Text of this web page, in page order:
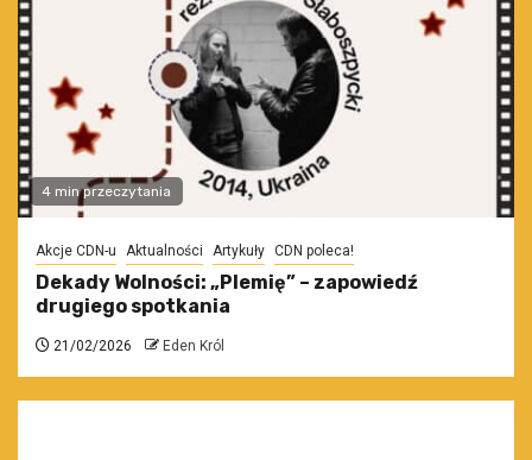
4 min przeczytania
Akcje CDN-u Aktualności Artykuły CDN poleca!
Dekady Wolności: „Plemię” – zapowiedź
drugiego spotkania
21/02/2026 Eden Król